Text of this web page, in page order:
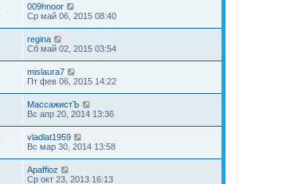
009hnoor
Ср май 06, 2015 08:40
regina
Сб май 02, 2015 03:54
mislaura7
Пт фев 06, 2015 14:22
МассажистЪ
Вс апр 20, 2014 13:36
vladlat1959
Вс мар 30, 2014 13:58
Apaffioz
Ср окт 23, 2013 16:13